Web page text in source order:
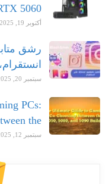
5060…
أكتوبر 19, 2025
رشق
سبتمبر 20, 2025
PCs:
the…
سبتمبر 12, 2025